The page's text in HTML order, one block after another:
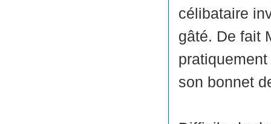
célibataire
gâté. De fait
son bonnet